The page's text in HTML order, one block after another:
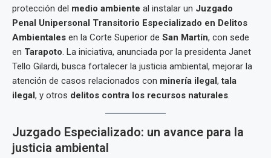
protección del medio ambiente al instalar un Juzgado
Penal Unipersonal Transitorio Especializado en Delitos
Ambientales en la Corte Superior de San Martín, con sede
en Tarapoto. La iniciativa, anunciada por la presidenta Janet
Tello Gilardi, busca fortalecer la justicia ambiental, mejorar la
atención de casos relacionados con minería ilegal,tala
ilegal, y otros delitos contra los recursos naturales.
Juzgado Especializado: un avance para la
justicia ambiental